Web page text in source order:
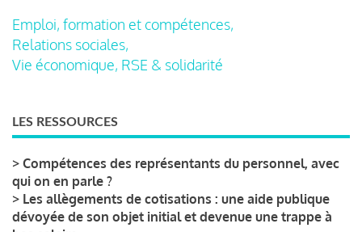
Emploi, formation et compétences,
Relations sociales,
Vie économique, RSE & solidarité
LES RESSOURCES
> Compétences des représentants du personnel, avec
qui on en parle ?
> Les allègements de cotisations : une aide publique
dévoyée de son objet initial et devenue une trappe à